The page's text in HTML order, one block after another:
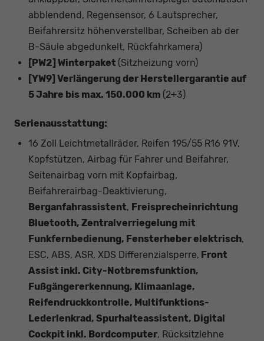
abblendend, Regensensor, 6 Lautsprecher,
Beifahrersitz höhenverstellbar, Scheiben ab der
B-Säule abgedunkelt, Rückfahrkamera)
[PW2] Winterpaket (Sitzheizung vorn)
[YW9] Verlängerung der Herstellergarantie auf
5 Jahre bis max. 150.000 km (2+3)
Serienausstattung:
16 Zoll Leichtmetallräder, Reifen 195/55 R16 91V,
Kopfstützen, Airbag für Fahrer und Beifahrer,
Seitenairbag vorn mit Kopfairbag,
Beifahrerairbag-Deaktivierung,
Berganfahrassistent, Freisprecheinrichtung
Bluetooth, Zentralverriegelung mit
Funkfernbedienung, Fensterheber elektrisch,
ESC, ABS, ASR, XDS Differenzialsperre, Front
Assist inkl. City-Notbremsfunktion,
Fußgängererkennung, Klimaanlage,
Reifendruckkontrolle, Multifunktions-
Lederlenkrad, Spurhalteassistent, Digital
Cockpit inkl. Bordcomputer, Rücksitzlehne